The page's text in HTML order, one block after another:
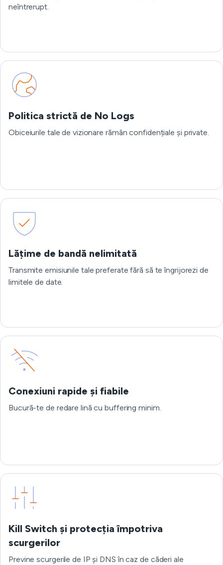
neîntrerupt.
Politica strictă de No Logs
Obiceiurile tale de vizionare rămân confidențiale și private.
Lățime de bandă nelimitată
Transmite emisiunile tale preferate fără să te îngrijorezi de
limitele de date.
Conexiuni rapide și fiabile
Bucură-te de redare lină cu buffering minim.
Kill Switch și protecția împotriva
scurgerilor
Previne scurgerile de IP și DNS în caz de căderi ale